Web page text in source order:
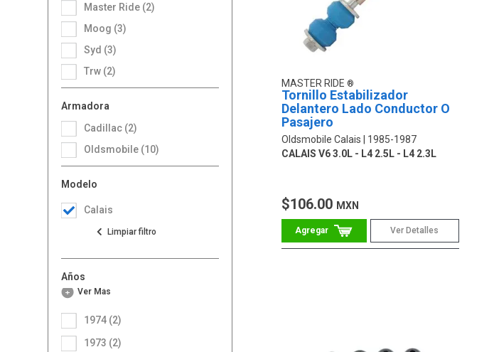
Master Ride (2)
Moog (3)
Syd (3)
Trw (2)
Armadora
Cadillac (2)
Oldsmobile (10)
Modelo
Calais
Años
1973 (2)
1974 (2)
Ver Más
MASTER RIDE
Tornillo Estabilizador
Delantero Lado Conductor O
Pasajero
Oldsmobile Calais
1985-1987
CALAIS V6 3.0L - L4 2.5L - L4 2.3L
$106.00 MXN
Ver Detalles